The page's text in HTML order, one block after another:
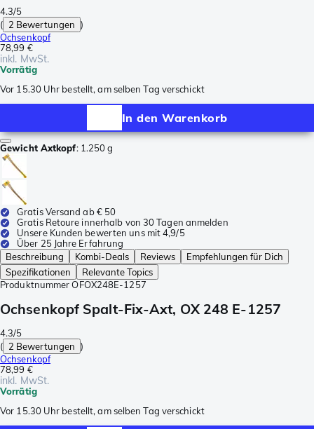
4.3/5
( 2 Bewertungen )
Ochsenkopf
78,99 €
inkl. MwSt.
Vorrätig
Vor 15.30 Uhr bestellt, am selben Tag verschickt
In den Warenkorb
Gewicht Axtkopf: 1.250 g
Gratis Versand ab € 50
Gratis Retoure innerhalb von 30 Tagen anmelden
Unsere Kunden bewerten uns mit 4,9/5
Über 25 Jahre Erfahrung
Beschreibung
Kombi-Deals Reviews
Empfehlungen für Dich
Spezifikationen
Relevante Topics
Produktnummer OFOX248E-1257
Ochsenkopf Spalt-Fix-Axt, OX 248 E-1257
4.3/5
( 2 Bewertungen )
Ochsenkopf
78,99 €
inkl. MwSt.
Vorrätig
Vor 15.30 Uhr bestellt, am selben Tag verschickt